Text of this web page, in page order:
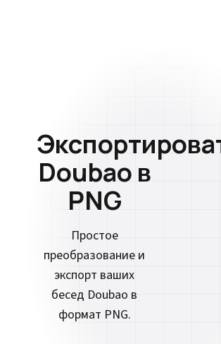
Doubao в
PNG
Простое
преобразование и
экспорт ваших
бесед Doubao в
формат PNG.